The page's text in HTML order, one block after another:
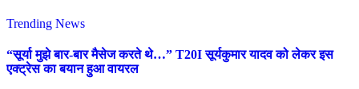
Trending News
“सूर्या मुझे बार-बार मैसेज करते थे…” T20I सूर्यकुमार यादव को लेकर इस
एक्ट्रेस का बयान हुआ वायरल